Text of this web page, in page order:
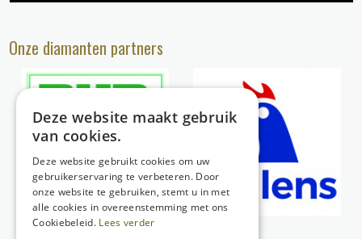
Onze diamanten partners
Deze website maakt gebruik
van cookies.
Deze website gebruikt cookies om uw
gebruikerservaring te verbeteren. Door
onze website te gebruiken, stemt u in met
alle cookies in overeenstemming met ons
Cookiebeleid. Lees verder